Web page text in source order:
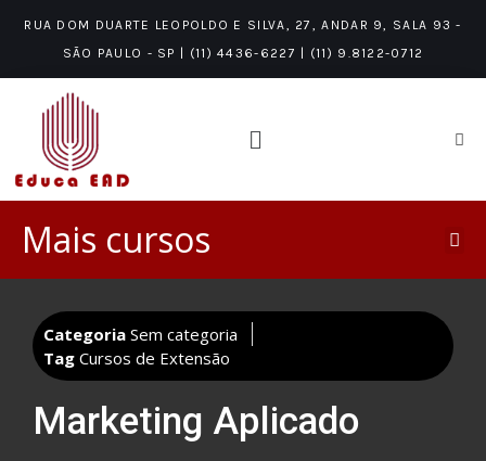
RUA DOM DUARTE LEOPOLDO E SILVA, 27, ANDAR 9, SALA 93 -
SÃO PAULO - SP | (11) 4436-6227 | (11) 9.8122-0712
Mais cursos
Categoria Sem categoria
Tag Cursos de Extensão
Marketing Aplicado